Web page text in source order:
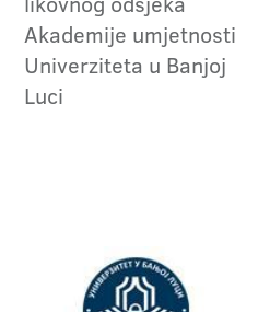
Akademije umjetnosti
Univerziteta u Banjoj
Luci